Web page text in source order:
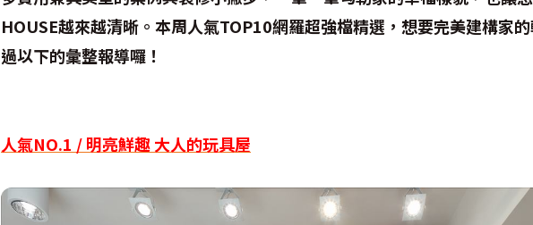
HOUSE越來越清晰。本周人氣TOP10網羅超強檔精選，想要完美建構家
過以下的彙整報導囉！
人氣NO.1 / 明亮鮮趣 大人的玩具屋